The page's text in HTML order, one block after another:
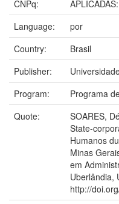
CNPq:
Language:
por
Country:
Brasil
Publisher:
Program:
Programa
Quote:
SOARES,
State-
Humanos
Minas
em
Uberlândia,
http://